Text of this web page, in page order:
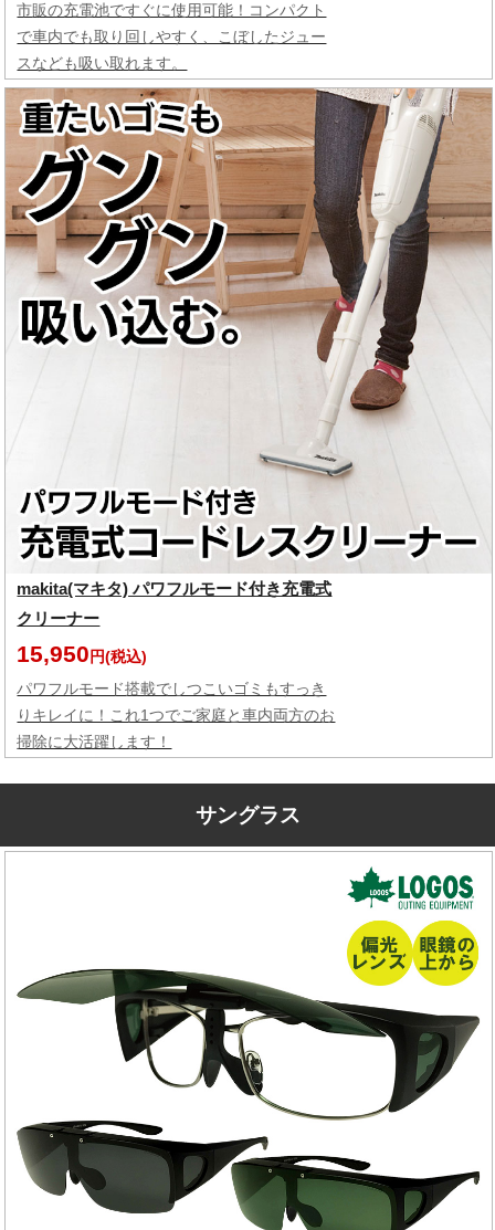
市販の充電池ですぐに使用可能！コンパクト
で車内でも取り回しやすく、こぼしたジュー
スなども吸い取れます。
makita(マキタ) パワフルモード付き充電式
クリーナー
15,950 円(税込)
パワフルモード搭載でしつこいゴミもすっき
りキレイに！これ1つでご家庭と車内両方のお
掃除に大活躍します！
サングラス